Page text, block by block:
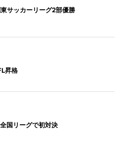
サッカーリーグ2部優勝
昇格
国リーグで初対決